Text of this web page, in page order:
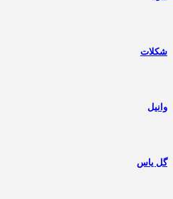
شکلات
وانیل
گل یاس